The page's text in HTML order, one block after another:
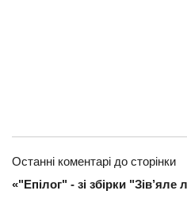
Останні коментарі до сторінки
«"Епілог" - зі збірки